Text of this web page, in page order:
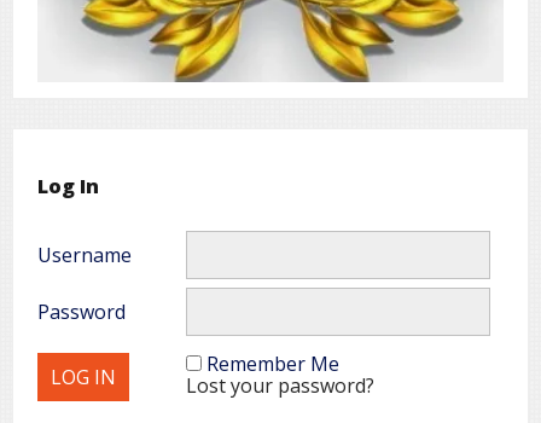
Log In
Username
Password
Remember Me
Lost your password?